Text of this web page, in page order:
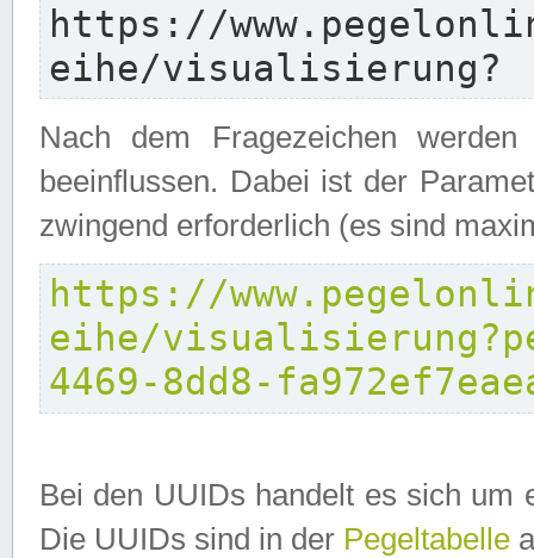
https://
eihe/visualisierung?
Nach dem Fragezeichen
beeinflussen. Dabei ist der
zwingend erforderlich (es sind
https://
eihe/
4469-8dd8-
Bei den UUIDs handelt es sich um
Die UUIDs sind in der Pegeltabelle